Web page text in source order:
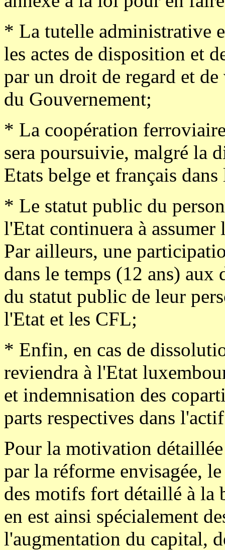
* La tutelle administrative
les actes de disposition et
par un droit de regard et
du Gouvernement;
* La coopération
sera poursuivie, malgré la
Etats belge et français
* Le statut public du
l'Etat continuera à assumer
Par ailleurs, une
dans le temps (12 ans) aux
du statut public de leur
l'Etat et les CFL;
* Enfin, en cas de
reviendra à l'Etat
et indemnisation des
parts respectives dans
Pour la motivation
par la réforme envisagée,
des motifs fort détaillé à la
en est ainsi spécialement
l'augmentation du capital,